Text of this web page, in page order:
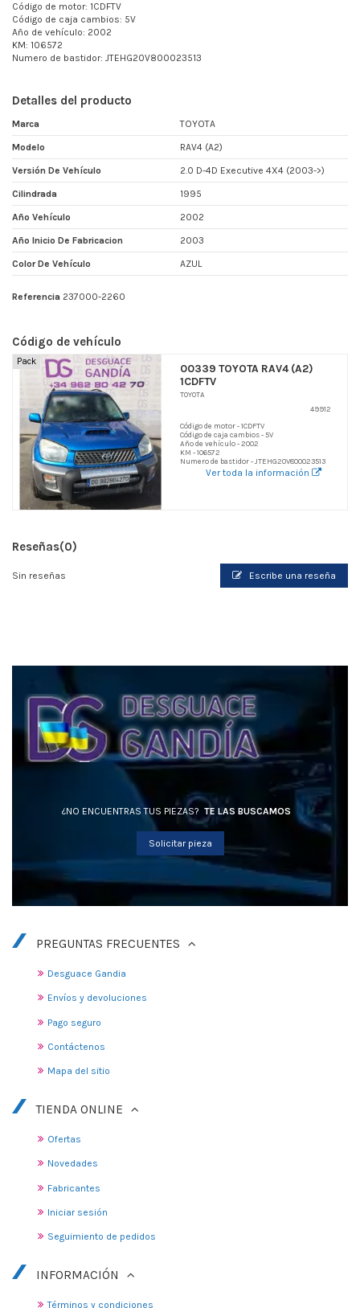
Código de motor: 1CDFTV
Código de caja cambios: 5V
Año de vehículo: 2002
KM: 106572
Numero de bastidor: JTEHG20V800023513
Detalles del producto
Marca TOYOTA
Modelo RAV4 (A2)
Versión De Vehículo 2.0 D-4D Executive 4X4 (2003->)
Cilindrada 1995
Año Vehículo 2002
Año Inicio De Fabricacion 2003
Color De Vehículo AZUL
Referencia 237000-2260
Código de vehículo
Pack
00339 TOYOTA RAV4 (A2)
1CDFTV
TOYOTA
49912
Código de motor - 1CDFTV
Código de caja cambios - 5V
Año de vehículo - 2002
KM - 106572
Numero de bastidor - JTEHG20V800023513
Ver toda la información
Reseñas(0)
Sin reseñas Escribe una reseña
¿NO ENCUENTRAS TUS PIEZAS? TE LAS BUSCAMOS
Solicitar pieza
PREGUNTAS FRECUENTES
Desguace Gandia
Envíos y devoluciones
Pago seguro
Contáctenos
Mapa del sitio
TIENDA ONLINE
Ofertas
Novedades
Fabricantes
Iniciar sesión
Seguimiento de pedidos
INFORMACIÓN
Términos y condiciones